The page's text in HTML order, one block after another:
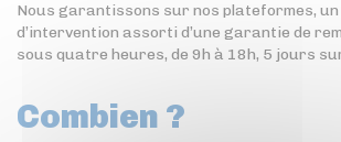
Nous garantissons sur nos plateformes, un
d’intervention assorti d’une garantie de
sous quatre heures, de 9h à 18h, 5 jours
Combien ?